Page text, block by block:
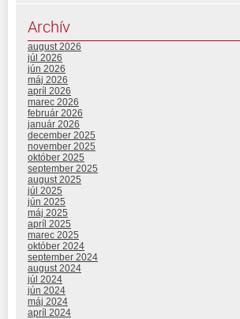
Archív
august 2026
júl 2026
jún 2026
máj 2026
apríl 2026
marec 2026
február 2026
január 2026
december 2025
november 2025
október 2025
september 2025
august 2025
júl 2025
jún 2025
máj 2025
apríl 2025
marec 2025
október 2024
september 2024
august 2024
júl 2024
jún 2024
máj 2024
apríl 2024